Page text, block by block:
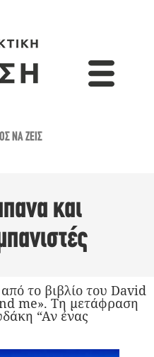
ΝΑ ΖΕΙΣ
και
το βιβλίο του David
me». Τη μετάφραση
“Αν ένας